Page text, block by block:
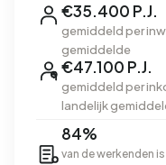
€35.400 P.J.
gemiddeld per
gemiddelde
€47.100 P.J.
gemiddeld per
landelijk
84%
van de werkenden is